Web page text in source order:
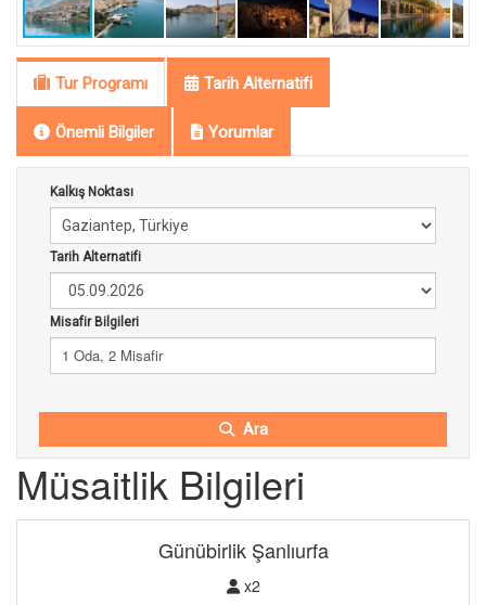
Tur Programı Tarih Alternatifi
Önemli Bilgiler Yorumlar
Kalkış Noktası
Tarih Alternatifi
Misafir Bilgileri
1 Oda, 2 Misafir
Ara
Müsaitlik Bilgileri
Günübirlik Şanlıurfa
x2